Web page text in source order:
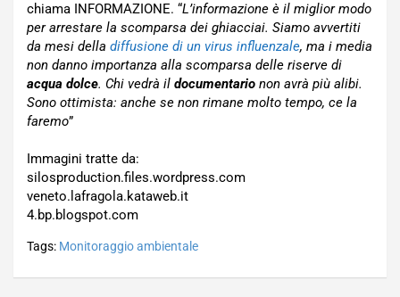
chiama INFORMAZIONE. “L’informazione è il miglior modo
per arrestare la scomparsa dei ghiacciai. Siamo avvertiti
da mesi della diffusione di un virus influenzale, ma i media
non danno importanza alla scomparsa delle riserve di
acqua dolce. Chi vedrà il documentario non avrà più alibi.
Sono ottimista: anche se non rimane molto tempo, ce la
faremo”
Immagini tratte da:
silosproduction.files.wordpress.com
veneto.lafragola.kataweb.it
4.bp.blogspot.com
Tags: Monitoraggio ambientale